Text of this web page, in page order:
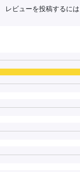
レビューを投稿するには